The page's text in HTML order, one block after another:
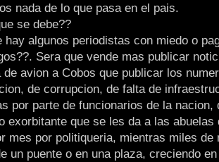
nada de lo que pasa en el pais.
se debe??
hay algunos periodistas con miedo o
Sera que vende mas publicar
de avion a Cobos que publicar los
de corrupcion, de falta de
por parte de funcionarios de la nacion,
exorbitante que se les da a las abuelas
mes por politiqueria, mientras miles de
un puente o en una plaza, creciendo